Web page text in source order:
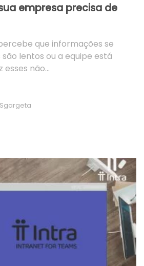
empresa precisa de
que informações se
lentos ou a equipe está
esses não…